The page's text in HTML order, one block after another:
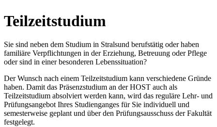
Teil­zeit­stu­di­um
Sie sind neben dem Studium in Stralsund berufstätig oder haben
familiäre Verpflichtungen in der Erziehung, Betreuung oder Pflege
oder sind in einer besonderen Lebenssituation?
Der Wunsch nach einem Teilzeitstudium kann verschiedene Gründe
haben. Damit das Präsenzstudium an der HOST auch als
Teilzeitstudium absolviert werden kann, wird das reguläre Lehr- und
Prüfungsangebot Ihres Studienganges für Sie individuell und
semesterweise geplant und über den Prüfungsausschuss der Fakultät
festgelegt.